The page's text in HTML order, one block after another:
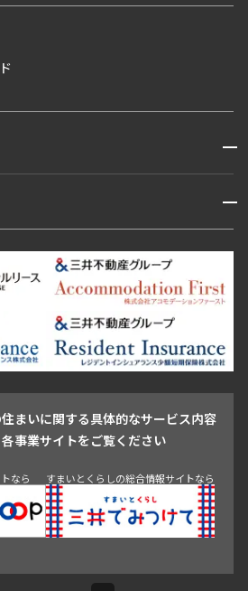
開閉
楽坂・飯田橋
三田・芝・浜松町
どき・豊洲
本郷・春日・小石川
馬場・早稲田
・学芸大学・自由が丘
・砧
池袋・板橋・王子
新宿 品川
目黒・中目黒
開閉
江東区 台東区 墨田区
中野区
練馬区 荒川区
足立区
まいに関する具体的なサービス内容
事業サイトをご覧ください
なら すまいとくらしの総合情報サイトなら